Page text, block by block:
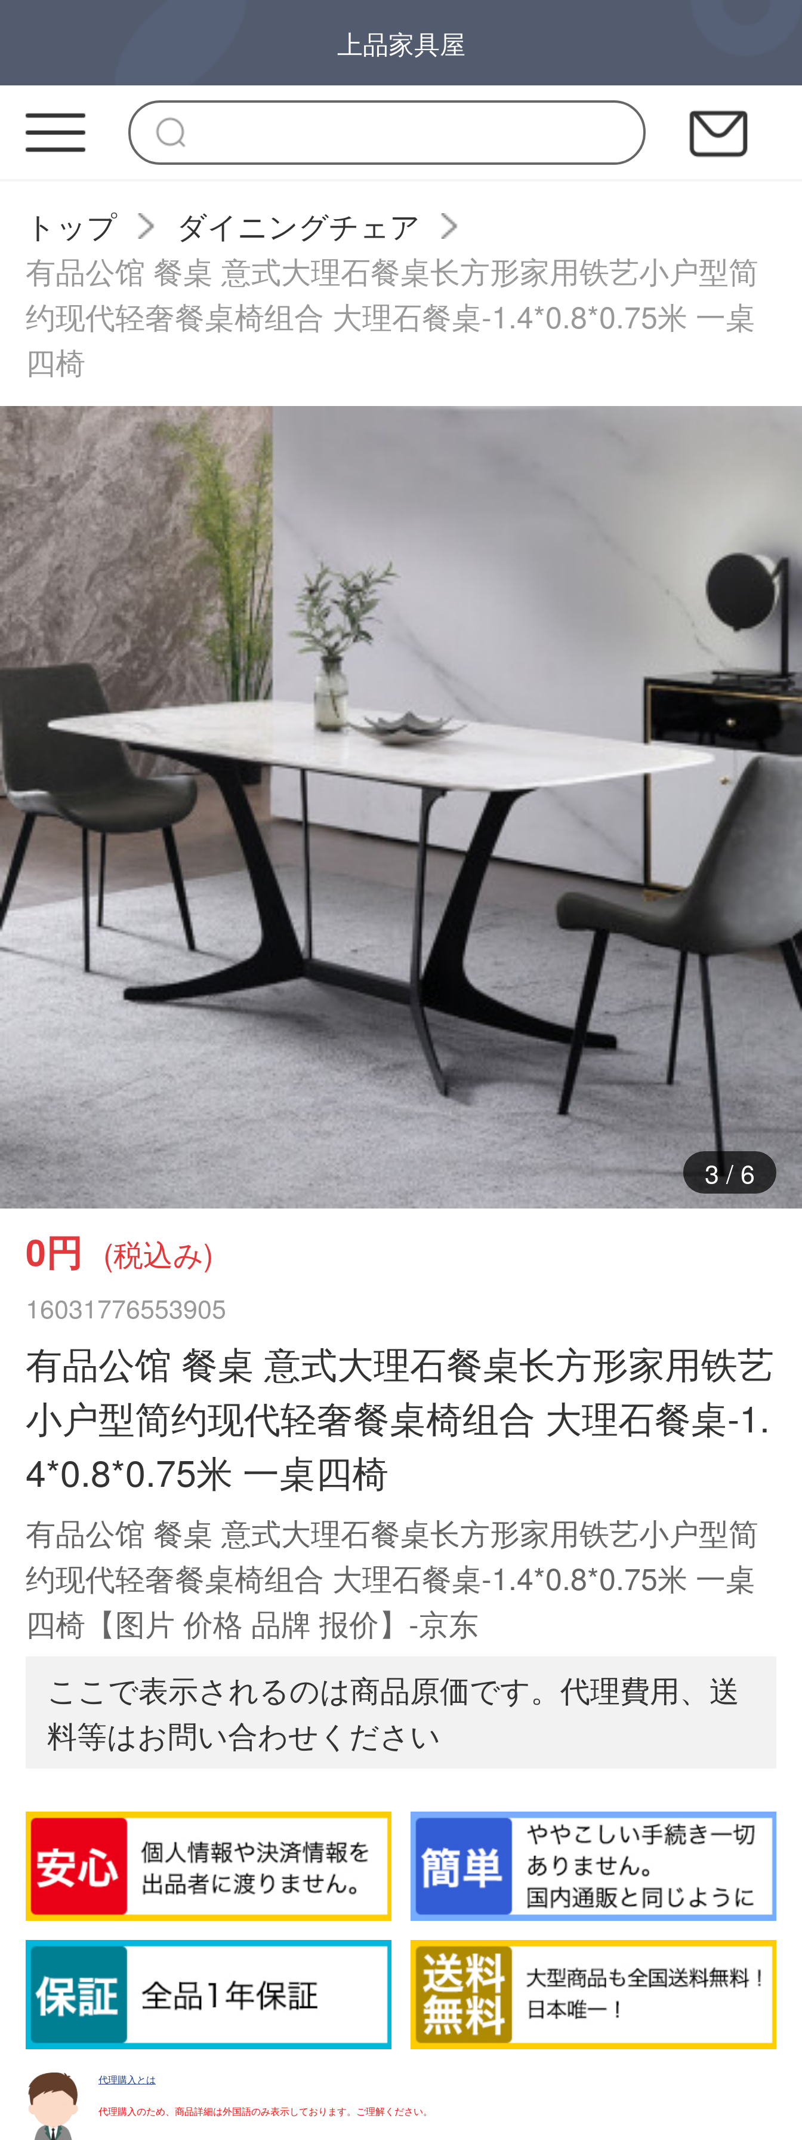
上品家具屋
トップ
ダイニングチェア
有品公馆 餐桌 意式大理石餐桌长方形家用铁艺小户型简
约现代轻奢餐桌椅组合 大理石餐桌-1.4*0.8*0.75米 一桌
四椅
3/ 6
0円 (税込み)
16031776553905
有品公馆 餐桌 意式大理石餐桌长方形家用铁艺
小户型简约现代轻奢餐桌椅组合 大理石餐桌-1.
4*0.8*0.75米 一桌四椅
有品公馆 餐桌 意式大理石餐桌长方形家用铁艺小户型简
约现代轻奢餐桌椅组合 大理石餐桌-1.4*0.8*0.75米 一桌
四椅【图片 价格 品牌 报价】-京东
ここで表示されるのは商品原価です。代理費用、送
料等はお問い合わせください
代理購入とは
代理購入のため、商品詳細は外国語のみ表示しております。ご理解ください。